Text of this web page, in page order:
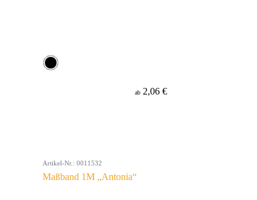
ab 2,06 €
Artikel-Nr.: 0011532
Maßband 1M „Antonia“